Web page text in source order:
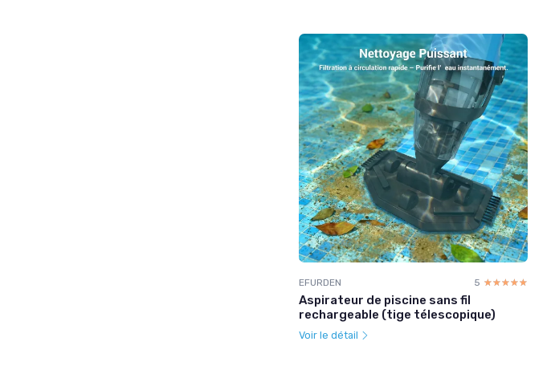
EFURDEN 5 ☆☆☆☆☆
★★★★★
Aspirateur de piscine sans fil
rechargeable (tige télescopique)
Voir le détail